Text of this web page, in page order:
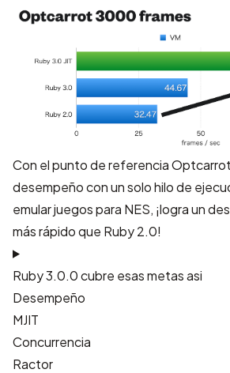
Con el punto de referencia Optcarrot
desempeño con un solo hilo de
emular juegos para NES, ¡logra un
más rápido que Ruby 2.0!
Ruby 3.0.0 cubre esas metas asi
Desempeño
MJIT
Concurrencia
Ractor